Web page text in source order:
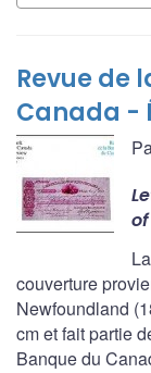
Revue de
Canada -
couverture
Newfoundland
cm et fait partie
Banque du